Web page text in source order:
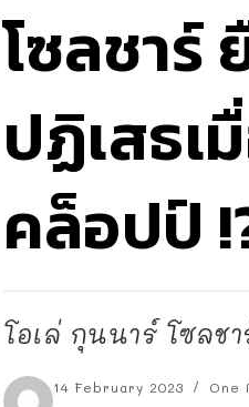
โซลชาร์
ปฏิเสธ
คล็อปป์
โอเล่ กุนนาร์ โซลช
14 February 2023 One